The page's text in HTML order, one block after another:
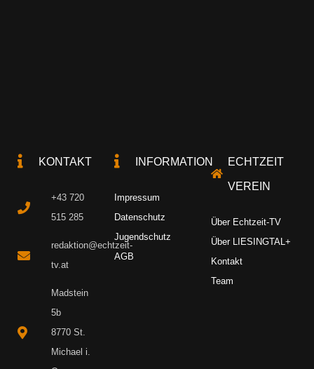
KONTAKT
+43 720
515 285
redaktion@echtzeit-
tv.at
Madstein
5b
8770 St.
Michael i.
INFORMATION
Impressum
Datenschutz
Jugendschutz
AGB
ECHTZEIT
VEREIN
Über Echtzeit-TV
Über LIESINGTAL+
Kontakt
Team